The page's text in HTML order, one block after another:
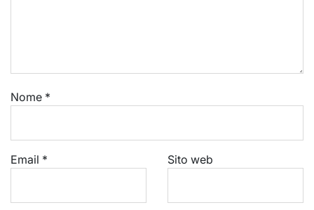
Nome *
Email * Sito web